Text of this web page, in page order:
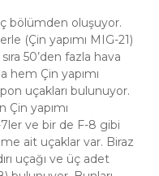
bölümden oluşuyor.
(Çin yapımı MIG-21)
50’den fazla hava
hem Çin yapımı
uçakları bulunuyor.
Çin yapımı
ve bir de F-8 gibi
ait uçaklar var. Biraz
uçağı ve üç adet